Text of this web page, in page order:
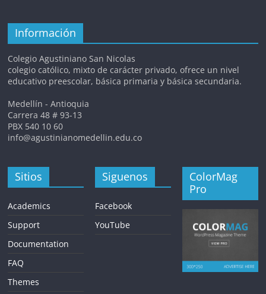
Información
Colegio Agustiniano San Nicolas
colegio católico, mixto de carácter privado, ofrece un nivel
educativo preescolar, básica primaria y básica secundaria.
Medellín - Antioquia
Carrera 48 # 93-13
PBX 540 10 60
info@agustinianomedellin.edu.co
Sitios
Academics
Support
Documentation
FAQ
Themes
Siguenos
Facebook
YouTube
ColorMag
Pro